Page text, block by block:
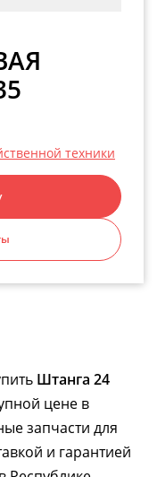
техники
Штанга 24
цене в
запчасти для
и гарантией